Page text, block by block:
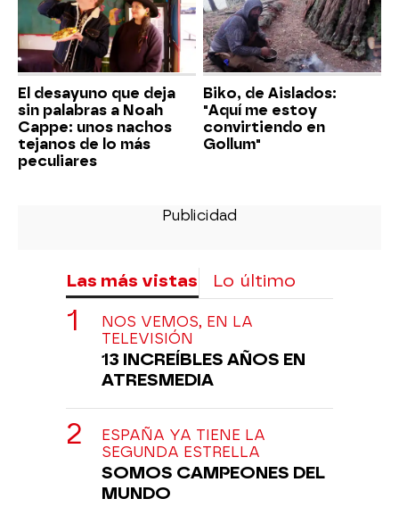
El desayuno que deja
sin palabras a Noah
Cappe: unos nachos
tejanos de lo más
peculiares
Biko, de Aislados:
"Aquí me estoy
convirtiendo en
Gollum"
Las más vistas Lo último
NOS VEMOS, EN LA
TELEVISIÓN
13 INCREÍBLES AÑOS EN
ATRESMEDIA
ESPAÑA YA TIENE LA
SEGUNDA ESTRELLA
SOMOS CAMPEONES DEL
MUNDO